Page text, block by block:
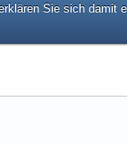
Sie sich damit